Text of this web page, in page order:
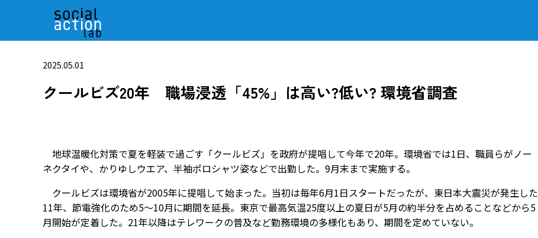
2025.05.01
クールビズ20年 職場浸透「45%」は高い?低い? 環境省調査
地球温暖化対策で夏を軽装で過ごす「クールビズ」を政府が提唱して今年で20年。環境省では1日、職員らがノー
ネクタイや、かりゆしウエア、半袖ポロシャツ姿などで出勤した。9月末まで実施する。
クールビズは環境省が2005年に提唱して始まった。当初は毎年6月1日スタートだったが、東日本大震災が発生した
11年、節電強化のため5～10月に期間を延長。東京で最高気温25度以上の夏日が5月の約半分を占めることなどから5
月開始が定着した。21年以降はテレワークの普及など勤務環境の多様化もあり、期間を定めていない。